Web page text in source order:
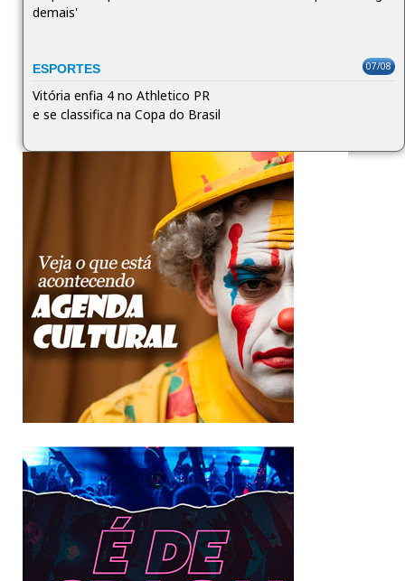
demais'
ESPORTES 07/08
Vitória enfia 4 no Athletico PR
e se classifica na Copa do Brasil